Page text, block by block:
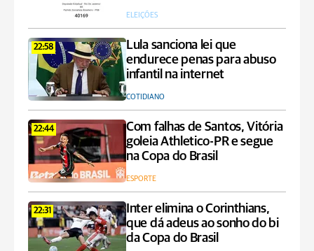
ELEIÇÕES
22:58
Lula sanciona lei que
endurece penas para abuso
infantil na internet
COTIDIANO
22:44
Com falhas de Santos, Vitória
goleia Athletico-PR e segue
na Copa do Brasil
ESPORTE
22:31
Inter elimina o Corinthians,
que dá adeus ao sonho do bi
da Copa do Brasil